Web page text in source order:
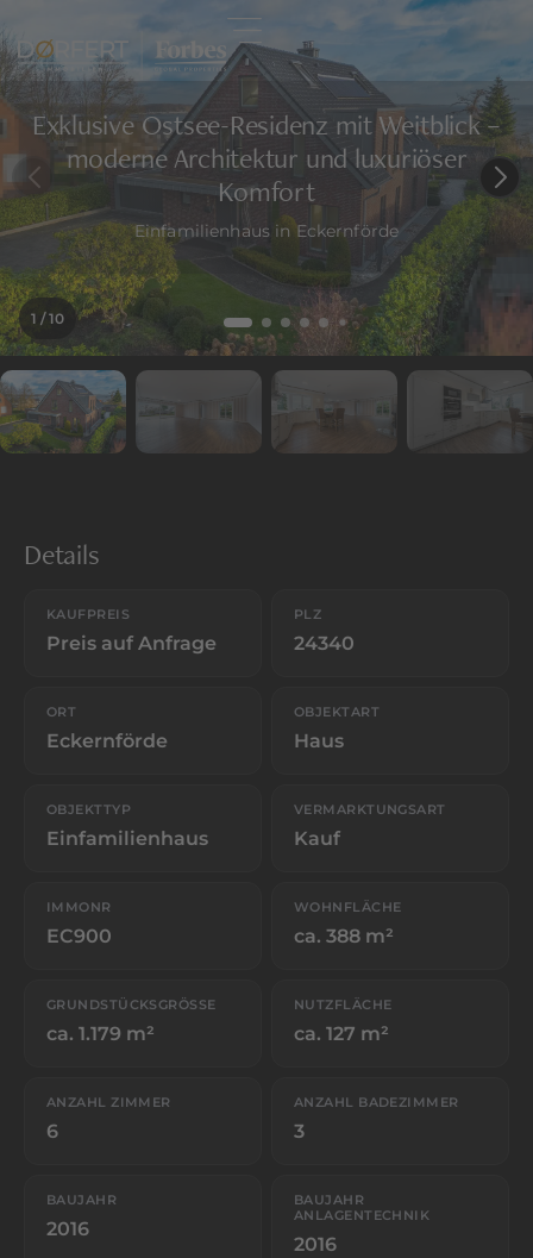
Exklusive Ostsee-Residenz mit Weitblick –
moderne Architektur und luxuriöser
Komfort
Einfamilienhaus in Eckernförde
1 / 10
Details
KAUFPREIS
Preis auf Anfrage
PLZ
24340
ORT
Eckernförde
OBJEKTART
Haus
OBJEKTTYP
Einfamilienhaus
VERMARKTUNGSART
Kauf
IMMONR
EC900
WOHNFLÄCHE
ca. 388 m²
GRUNDSTÜCKSGRÖSSE
ca. 1.179 m²
NUTZFLÄCHE
ca. 127 m²
ANZAHL ZIMMER
6
ANZAHL BADEZIMMER
3
BAUJAHR
2016
BAUJAHR
ANLAGENTECHNIK
2016